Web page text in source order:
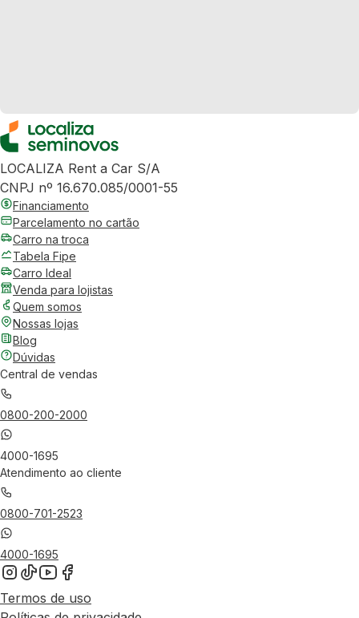
LOCALIZA Rent a Car S/A
CNPJ nº 16.670.085/0001-55
Financiamento
Parcelamento no cartão
Carro na troca
Tabela Fipe
Carro Ideal
Venda para lojistas
Quem somos
Nossas lojas
Blog
Dúvidas
Central de vendas
0800-200-2000
4000-1695
Atendimento ao cliente
0800-701-2523
4000-1695
Termos de uso